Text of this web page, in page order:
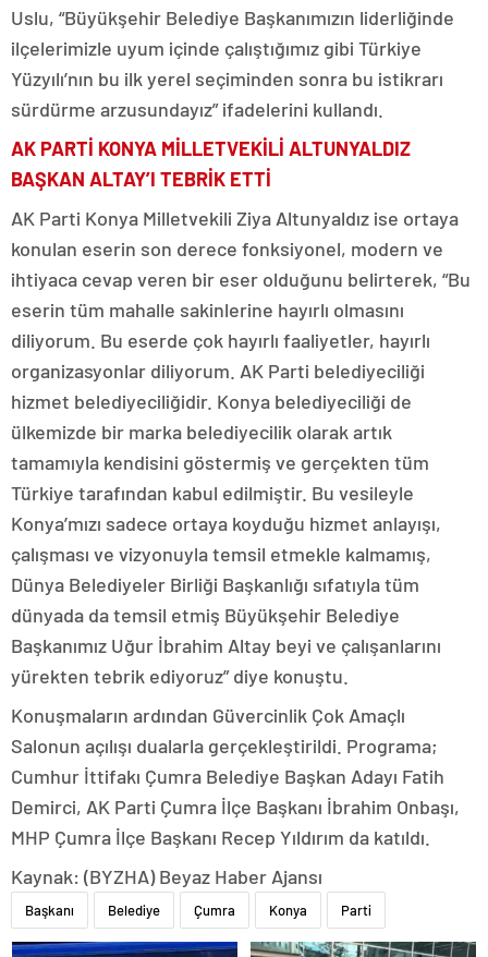
Uslu, “Büyükşehir Belediye Başkanımızın liderliğinde
ilçelerimizle uyum içinde çalıştığımız gibi Türkiye
Yüzyılı’nın bu ilk yerel seçiminden sonra bu istikrarı
sürdürme arzusundayız” ifadelerini kullandı.
AK PARTİ KONYA MİLLETVEKİLİ ALTUNYALDIZ
BAŞKAN ALTAY’I TEBRİK ETTİ
AK Parti Konya Milletvekili Ziya Altunyaldız ise ortaya
konulan eserin son derece fonksiyonel, modern ve
ihtiyaca cevap veren bir eser olduğunu belirterek, “Bu
eserin tüm mahalle sakinlerine hayırlı olmasını
diliyorum. Bu eserde çok hayırlı faaliyetler, hayırlı
organizasyonlar diliyorum. AK Parti belediyeciliği
hizmet belediyeciliğidir. Konya belediyeciliği de
ülkemizde bir marka belediyecilik olarak artık
tamamıyla kendisini göstermiş ve gerçekten tüm
Türkiye tarafından kabul edilmiştir. Bu vesileyle
Konya’mızı sadece ortaya koyduğu hizmet anlayışı,
çalışması ve vizyonuyla temsil etmekle kalmamış,
Dünya Belediyeler Birliği Başkanlığı sıfatıyla tüm
dünyada da temsil etmiş Büyükşehir Belediye
Başkanımız Uğur İbrahim Altay beyi ve çalışanlarını
yürekten tebrik ediyoruz” diye konuştu.
Konuşmaların ardından Güvercinlik Çok Amaçlı
Salonun açılışı dualarla gerçekleştirildi. Programa;
Cumhur İttifakı Çumra Belediye Başkan Adayı Fatih
Demirci, AK Parti Çumra İlçe Başkanı İbrahim Onbaşı,
MHP Çumra İlçe Başkanı Recep Yıldırım da katıldı.
Kaynak: (BYZHA) Beyaz Haber Ajansı
Başkanı Belediye Çumra Konya Parti